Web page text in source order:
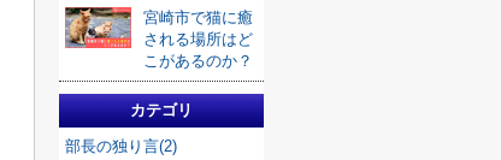
宮崎市で猫に癒
される場所はど
こがあるのか？
カテゴリ
部長の独り言(2)